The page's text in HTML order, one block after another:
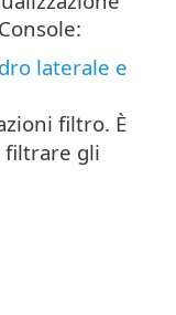
laterale e
filtro. È
filtrare gli